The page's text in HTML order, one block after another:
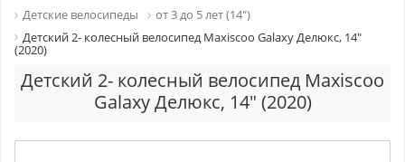
Детские велосипеды
от 3 до 5 лет (14")
Детский 2- колесный велосипед Maxiscoo Galaxy Делюкс, 14"
(2020)
Детский 2- колесный велосипед Maxiscoo
Galaxy Делюкс, 14" (2020)